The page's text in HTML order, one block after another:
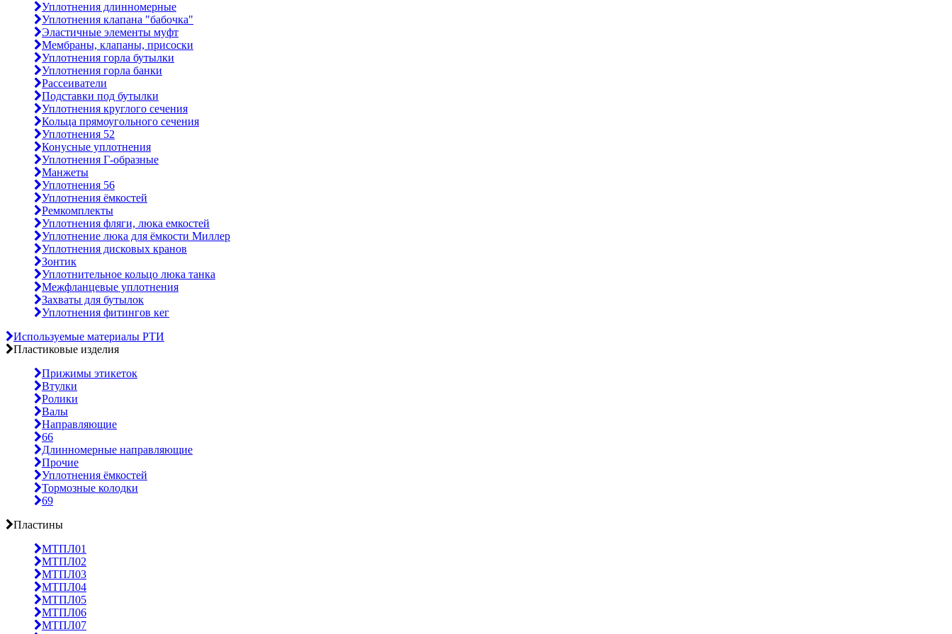
Уплотнения длинномерные
Уплотнения клапана "бабочка"
Эластичные элементы муфт
Мембраны, клапаны, присоски
Уплотнения горла бутылки
Уплотнения горла банки
Рассеиватели
Подставки под бутылки
Уплотнения круглого сечения
Кольца прямоугольного сечения
Уплотнения 52
Конусные уплотнения
Уплотнения Г-образные
Манжеты
Уплотнения 56
Уплотнения ёмкостей
Ремкомплекты
Уплотнения фляги, люка емкостей
Уплотнение люка для ёмкости Миллер
Уплотнения дисковых кранов
Зонтик
Уплотнительное кольцо люка танка
Межфланцевые уплотнения
Захваты для бутылок
Уплотнения фитингов кег
Используемые материалы РТИ
Пластиковые изделия
Прижимы этикеток
Втулки
Ролики
Валы
Направляющие
66
Длинномерные направляющие
Прочие
Уплотнения ёмкостей
Тормозные колодки
69
Пластины
МТПЛ01
МТПЛ02
МТПЛ03
МТПЛ04
МТПЛ05
МТПЛ06
МТПЛ07